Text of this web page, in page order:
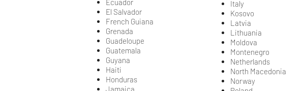
Ecuador
El Salvador
French Guiana
Grenada
Guadeloupe
Guatemala
Guyana
Haiti
Honduras
Italy
Kosovo
Latvia
Lithuania
Moldova
Montenegro
Netherlands
North Macedonia
Norway